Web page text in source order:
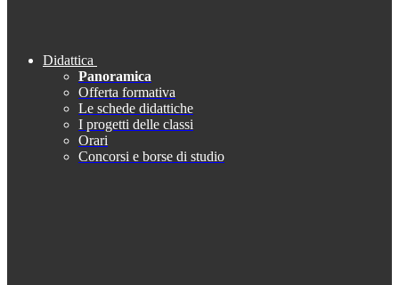
Didattica
Panoramica
Offerta formativa
Le schede didattiche
I progetti delle classi
Orari
Concorsi e borse di studio